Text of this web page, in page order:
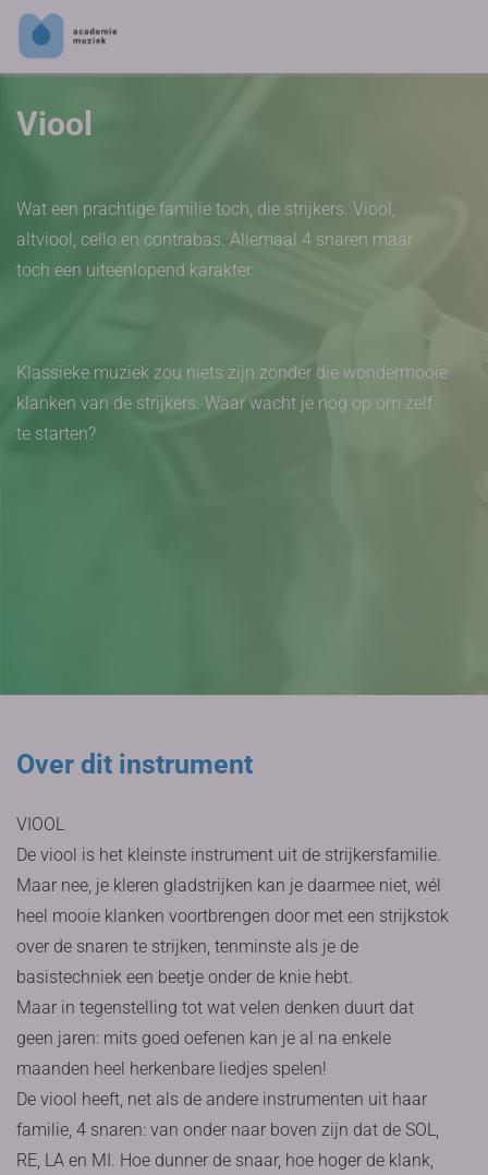
Viool
Wat een prachtige familie toch, die strijkers. Viool,
altviool, cello en contrabas. Allemaal 4 snaren maar
toch een uiteenlopend karakter.
Klassieke muziek zou niets zijn zonder die wondermooie
klanken van de strijkers. Waar wacht je nog op om zelf
te starten?
Over dit instrument
VIOOL
De viool is het kleinste instrument uit de strijkersfamilie.
Maar nee, je kleren gladstrijken kan je daarmee niet, wél
heel mooie klanken voortbrengen door met een strijkstok
over de snaren te strijken, tenminste als je de
basistechniek een beetje onder de knie hebt.
Maar in tegenstelling tot wat velen denken duurt dat
geen jaren: mits goed oefenen kan je al na enkele
maanden heel herkenbare liedjes spelen!
De viool heeft, net als de andere instrumenten uit haar
familie, 4 snaren: van onder naar boven zijn dat de SOL,
RE, LA en MI. Hoe dunner de snaar, hoe hoger de klank,